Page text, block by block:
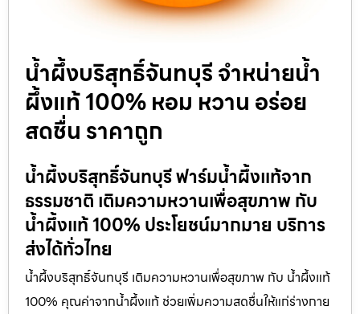
น้ำผึ้งบริสุทธิ์จันทบุรี จำหน่ายน้ำ
ผึ้งแท้ 100% หอม หวาน อร่อย
สดชื่น ราคาถูก
น้ำผึ้งบริสุทธิ์จันทบุรี ฟาร์มน้ำผึ้งแท้จาก
ธรรมชาติ เติมความหวานเพื่อสุขภาพ กับ
น้ำผึ้งแท้ 100% ประโยชน์มากมาย บริการ
ส่งได้ทั่วไทย
น้ำผึ้งบริสุทธิ์จันทบุรี เติมความหวานเพื่อสุขภาพ กับ น้ำผึ้งแท้
100% คุณค่าจากน้ำผึ้งแท้ ช่วยเพิ่มความสดชื่นให้แก่ร่างกาย